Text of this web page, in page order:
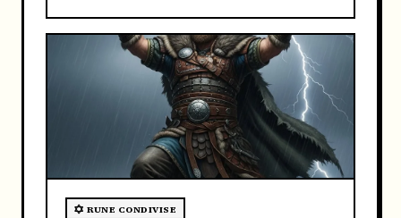
RUNE CONDIVISE